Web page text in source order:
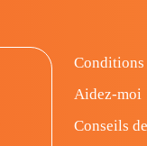
Aidez-moi
Conseils